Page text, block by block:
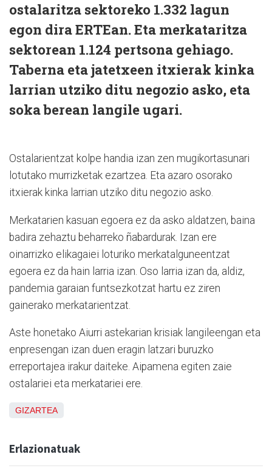
ostalaritza sektoreko 1.332 lagun
egon dira ERTEan. Eta merkataritza
sektorean 1.124 pertsona gehiago.
Taberna eta jatetxeen itxierak kinka
larrian utziko ditu negozio asko, eta
soka berean langile ugari.
Ostalarientzat kolpe handia izan zen mugikortasunari
lotutako murrizketak ezartzea. Eta azaro osorako
itxierak kinka larrian utziko ditu negozio asko.
Merkatarien kasuan egoera ez da asko aldatzen, baina
badira zehaztu beharreko ñabardurak. Izan ere
oinarrizko elikagaiei loturiko merkatalguneentzat
egoera ez da hain larria izan. Oso larria izan da, aldiz,
pandemia garaian funtsezkotzat hartu ez ziren
gainerako merkatarientzat.
Aste honetako Aiurri astekarian krisiak langileengan eta
enpresengan izan duen eragin latzari buruzko
erreportajea irakur daiteke. Aipamena egiten zaie
ostalariei eta merkatariei ere.
GIZARTEA
Erlazionatuak